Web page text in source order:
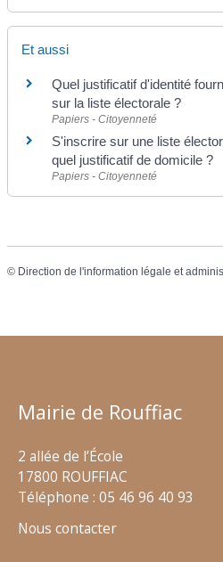
Et aussi
Quel justificatif d'identité
sur la liste électorale ?
Papiers - Citoyenneté
S'inscrire sur une liste
quel justificatif de domicile ?
Papiers - Citoyenneté
© Direction de l'information légale et
Mairie de Rouffiac
2 allée de l’École
17800 ROUFFIAC
Téléphone : 05 46 96 40 93
Nous contacter